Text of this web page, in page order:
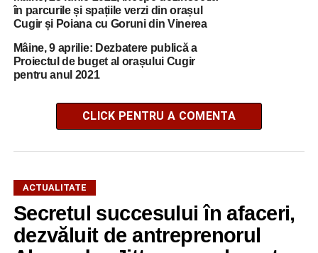
în parcurile și spațiile verzi din orașul
Cugir și Poiana cu Goruni din Vinerea
Mâine, 9 aprilie: Dezbatere publică a
Proiectul de buget al orașului Cugir
pentru anul 2021
CLICK PENTRU A COMENTA
ACTUALITATE
Secretul succesului în afaceri,
dezvăluit de antreprenorul